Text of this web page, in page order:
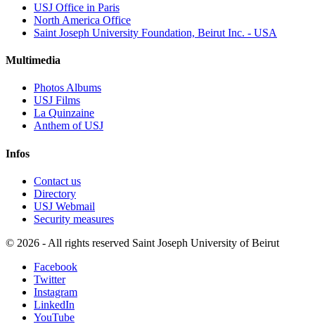
USJ Office in Paris
North America Office
Saint Joseph University Foundation, Beirut Inc. - USA
Multimedia
Photos Albums
USJ Films
La Quinzaine
Anthem of USJ
Infos
Contact us
Directory
USJ Webmail
Security measures
© 2026 - All rights reserved Saint Joseph University of Beirut
Facebook
Twitter
Instagram
LinkedIn
YouTube